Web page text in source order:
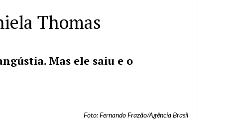
Thomas
Mas ele saiu e o
Foto: Fernando Frazão/Agência Brasil